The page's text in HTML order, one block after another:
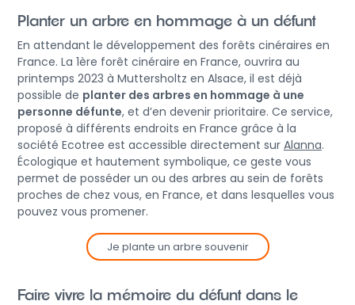
Planter un arbre en hommage à un défunt
En attendant le développement des forêts cinéraires en
France. La 1ère forêt cinéraire en France, ouvrira au
printemps 2023 à Muttersholtz en Alsace, il est déjà
possible de planter des arbres en hommage à une
personne défunte, et d’en devenir prioritaire. Ce service,
proposé à différents endroits en France grâce à la
société Ecotree est accessible directement sur Alanna.
Écologique et hautement symbolique, ce geste vous
permet de posséder un ou des arbres au sein de forêts
proches de chez vous, en France, et dans lesquelles vous
pouvez vous promener.
Je plante un arbre souvenir
Faire vivre la mémoire du défunt dans le